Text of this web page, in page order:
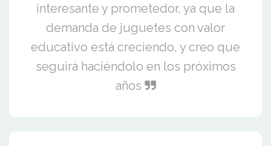
interesante y prometedor, ya que la
demanda de juguetes con valor
educativo está creciendo, y creo que
seguirá haciéndolo en los próximos
años